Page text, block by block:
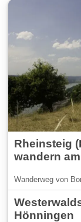
Rheinsteig
wandern
Wanderweg von
Hönningen